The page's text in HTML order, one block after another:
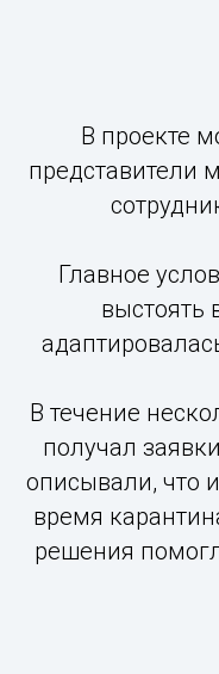
В проекте
представители
Главное
выстоять
В течение
получал
описывали, что
время
решения